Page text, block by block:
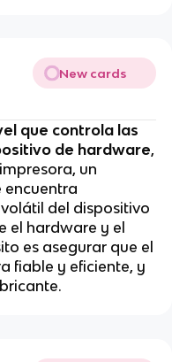
New cards
que controla las
de hardware,
un
encuentra
del dispositivo
el hardware y el
es asegurar que el
fiable y eficiente, y